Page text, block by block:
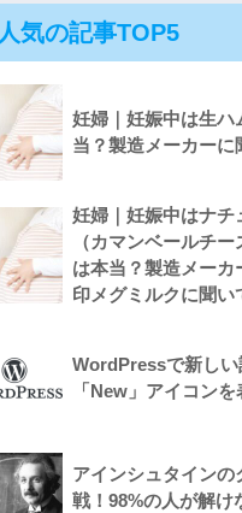
人気の記事TOP5
妊婦｜妊娠中は生ハ
当？製造メーカーに
妊婦｜妊娠中はナチ
（カマンベールチ
は本当？製造メーカ
印メグミルクに聞い
WordPressで新しい
「New」アイコン
アインシュタインの
戦！98%の人が解け